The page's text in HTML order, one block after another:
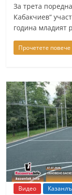
За трета
Кабакчиев“
година младият
Прочетете повече
Видео